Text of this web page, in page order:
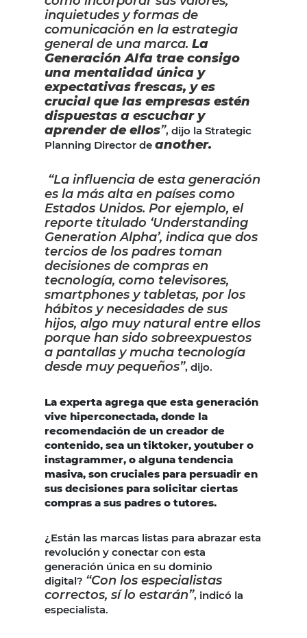
inquietudes y formas de
comunicación en la estrategia
general de una marca. La
Generación Alfa trae consigo
una mentalidad única y
expectativas frescas, y es
crucial que las empresas estén
dispuestas a escuchar y
aprender de ellos”, dijo la Strategic
Planning Director de another.
“La influencia de esta generación
es la más alta en países como
Estados Unidos. Por ejemplo, el
reporte titulado ‘Understanding
Generation Alpha’, indica que dos
tercios de los padres toman
decisiones de compras en
tecnología, como televisores,
smartphones y tabletas, por los
hábitos y necesidades de sus
hijos, algo muy natural entre ellos
porque han sido sobreexpuestos
a pantallas y mucha tecnología
desde muy pequeños”, dijo.
La experta agrega que esta generación
vive hiperconectada, donde la
recomendación de un creador de
contenido, sea un tiktoker, youtuber o
instagrammer, o alguna tendencia
masiva, son cruciales para persuadir en
sus decisiones para solicitar ciertas
compras a sus padres o tutores.
¿Están las marcas listas para abrazar esta
revolución y conectar con esta
generación única en su dominio
digital? “Con los especialistas
correctos, sí lo estarán”, indicó la
especialista.